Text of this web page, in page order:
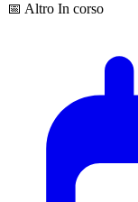
📅 Altro In corso